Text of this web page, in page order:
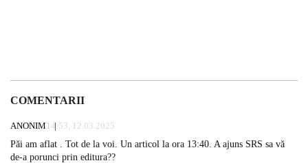
COMENTARII
ANONIM 14:53, 12.03.2025
Păi am aflat . Tot de la voi. Un articol la ora 13:40. A ajuns SRS sa vă
de-a porunci prin editura??